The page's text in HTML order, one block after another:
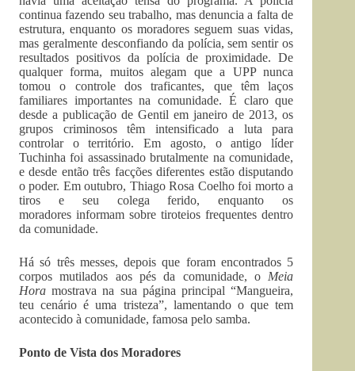
continua fazendo seu trabalho, mas denuncia a falta de
estrutura, enquanto os moradores seguem suas vidas,
mas geralmente desconfiando da polícia, sem sentir os
resultados positivos da polícia de proximidade. De
qualquer forma, muitos alegam que a UPP nunca
tomou o controle dos traficantes, que têm laços
familiares importantes na comunidade. É claro que
desde a publicação de Gentil em janeiro de 2013, os
grupos criminosos têm intensificado a luta para
controlar o território. Em agosto, o antigo líder
Tuchinha foi assassinado brutalmente na comunidade,
e desde então três facções diferentes estão disputando
o poder. Em outubro, Thiago Rosa Coelho foi morto a
tiros e seu colega ferido, enquanto os
moradores informam sobre tiroteios frequentes dentro
da comunidade.
Há só três messes, depois que foram encontrados 5
corpos mutilados aos pés da comunidade, o Meia
Hora mostrava na sua página principal “Mangueira,
teu cenário é uma tristeza”, lamentando o que tem
acontecido à comunidade, famosa pelo samba.
Ponto de Vista dos Moradores